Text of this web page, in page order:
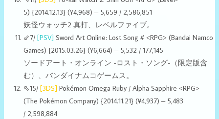
5) {2014.12.13} (¥4,968) – 5,659 / 2,586,851
妖怪ウォッチ2 真打、レベルファイブ。
⇙7/ [PSV] Sword Art Online: Lost Song # <RPG> (Bandai Namco
Games) {2015.03.26} (¥6,664) – 5,532 / 177,145
ソードアート・オンライン -ロスト・ソング-（限定版含
む）、バンダイナムコゲームス。
⇖15/ [3DS] Pokémon Omega Ruby / Alpha Sapphire <RPG>
(The Pokémon Company) {2014.11.21} (¥4,937) – 5,483
/ 2,598,884